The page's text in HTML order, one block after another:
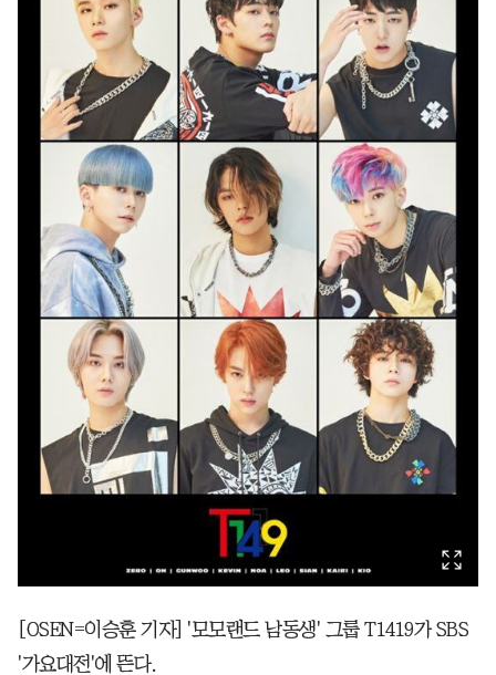
[OSEN=이승훈 기자] '모모랜드 남동생' 그룹 T1419가 SBS
'가요대전'에 뜬다.